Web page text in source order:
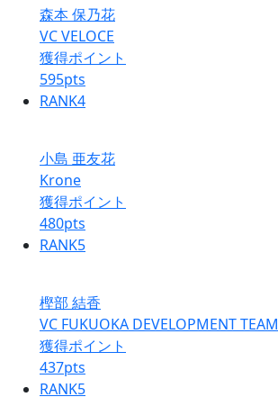
森本 保乃花
VC VELOCE
獲得ポイント
595pts
RANK4
小島 亜友花
Krone
獲得ポイント
480pts
RANK5
樫部 結香
VC FUKUOKA DEVELOPMENT TEAM
獲得ポイント
437pts
RANK5